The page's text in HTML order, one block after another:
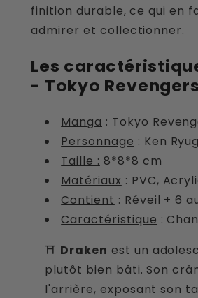
finition durable, ce qui en
admirer et collectionner.
Les
- Tokyo
Manga : Tokyo
Personnage : Ken
Taille : 8*8*8 cm
Matériaux : PVC,
Contient : Réveil + 6
Caractéristique :
⛩ Draken est un
plutôt bien bâti. Son
l'arrière, exposant son